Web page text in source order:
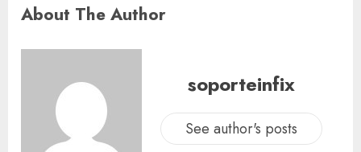
About The Author
soporteinfix
See author's posts